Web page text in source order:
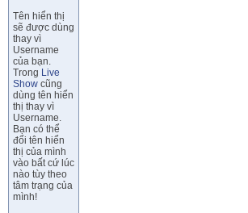
Tên hiển thị
sẽ được dùng
thay vì
Username
của bạn.
Trong Live
Show cũng
dùng tên hiển
thị thay vì
Username.
Bạn có thể
đổi tên hiển
thị của mình
vào bất cứ lúc
nào tùy theo
tâm trạng của
mình!